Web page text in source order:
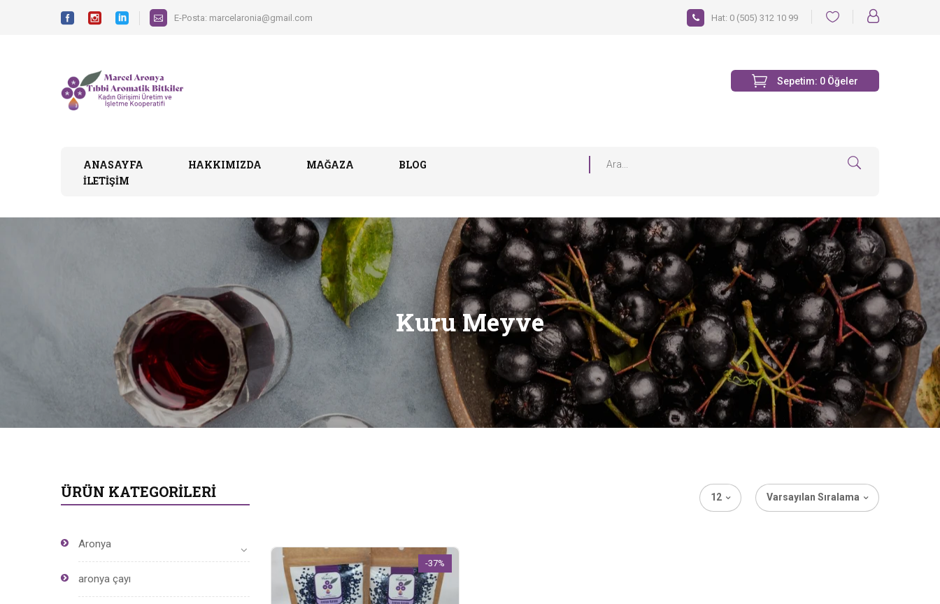
E-Posta: marcelaronia@gmail.com Hat: 0 (505) 312 10 99
Sepetim: 0 Öğeler
ANASAYFA HAKKIMIZDA MAĞAZA
BLOG
İLETIŞIM
Kuru Meyve
ÜRÜN KATEGORILERI
Aronya
aronya çayı
Varsayılan Sıralama
12
-37%